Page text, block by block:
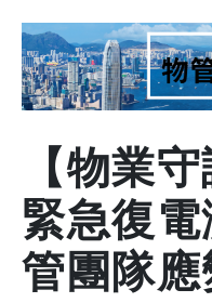
【物業
緊急復
管團隊應